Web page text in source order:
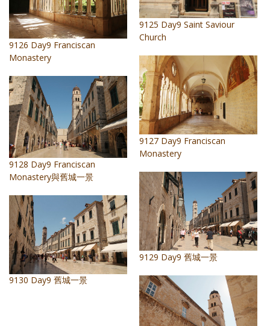
9125 Day9 Saint Saviour
Church
9126 Day9 Franciscan
Monastery
9127 Day9 Franciscan
Monastery
9128 Day9 Franciscan
Monastery與舊城一景
9129 Day9 舊城一景
9130 Day9 舊城一景